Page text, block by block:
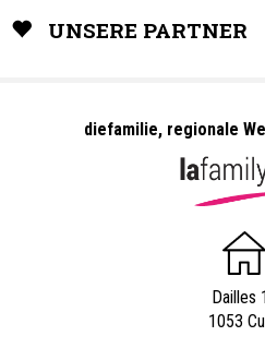
UNSERE PARTNER
diefamilie, regionale
Dailles
1053